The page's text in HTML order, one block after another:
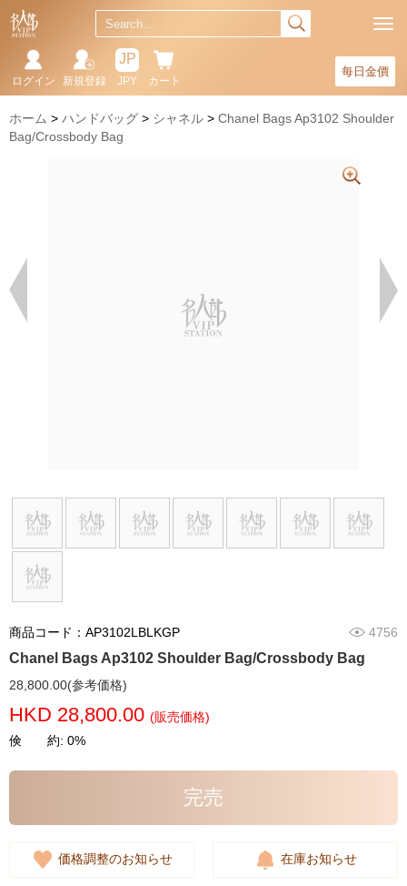
每日金價
カート
JP
JPY
新規登録
ログイン
ホーム ハンドバッグ シャネル
Chanel Bags Ap3102 Shoulder
Bag/Crossbody Bag
商品コード：AP3102LBLKGP 4756
Chanel Bags Ap3102 Shoulder Bag/Crossbody Bag
28,800.00(参考価格)
HKD 28,800.00 (販売価格)
倹 約: 0%
完売
価格調整のお知らせ 在庫お知らせ